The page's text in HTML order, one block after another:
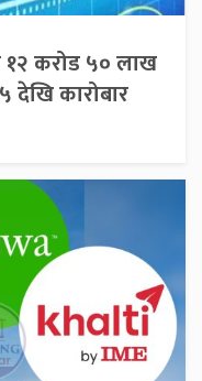
१२ करोड ५० लाख
देखि कारोबार